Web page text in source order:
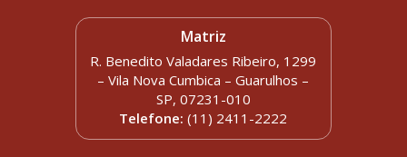
Matriz
R. Benedito Valadares Ribeiro, 1299
– Vila Nova Cumbica – Guarulhos –
SP, 07231-010
Telefone:(11) 2411-2222